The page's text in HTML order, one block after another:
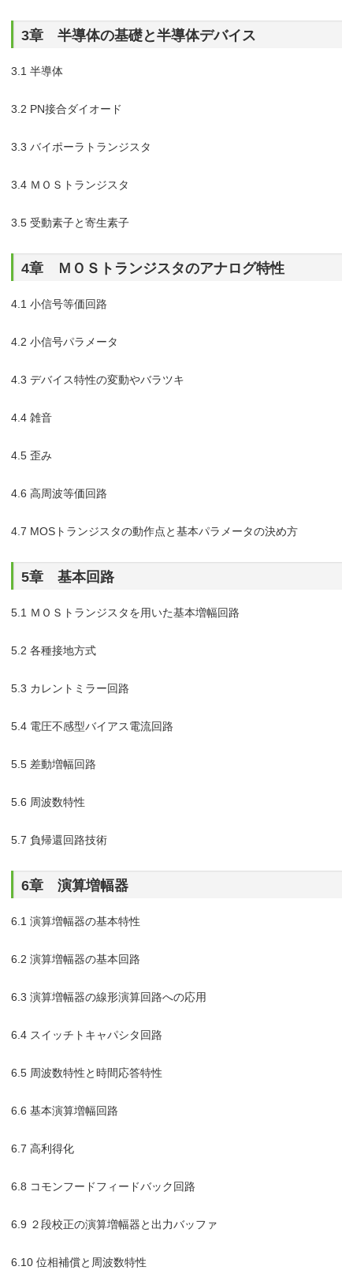
3章 半導体の基礎と半導体デバイス
3.1 半導体
3.2 PN接合ダイオード
3.3 バイポーラトランジスタ
3.4 ＭＯＳトランジスタ
3.5 受動素子と寄生素子
4章 ＭＯＳトランジスタのアナログ特性
4.1 小信号等価回路
4.2 小信号パラメータ
4.3 デバイス特性の変動やバラツキ
4.4 雑音
4.5 歪み
4.6 高周波等価回路
4.7 MOSトランジスタの動作点と基本パラメータの決め方
5章 基本回路
5.1 ＭＯＳトランジスタを用いた基本増幅回路
5.2 各種接地方式
5.3 カレントミラー回路
5.4 電圧不感型バイアス電流回路
5.5 差動増幅回路
5.6 周波数特性
5.7 負帰還回路技術
6章 演算増幅器
6.1 演算増幅器の基本特性
6.2 演算増幅器の基本回路
6.3 演算増幅器の線形演算回路への応用
6.4 スイッチトキャパシタ回路
6.5 周波数特性と時間応答特性
6.6 基本演算増幅回路
6.7 高利得化
6.8 コモンフードフィードバック回路
6.9 ２段校正の演算増幅器と出力バッファ
6.10 位相補償と周波数特性